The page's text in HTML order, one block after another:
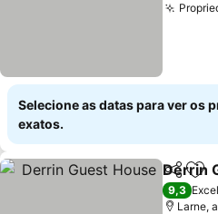
Selecione as datas para ver os
exatos.
Partilhar
Derrin
9,3
Larne,